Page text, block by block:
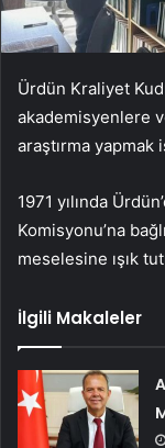
Ürdün Kraliyet
akademisyenlere
araştırma
1971 yılında
Komisyonu’na
meselesine ışık
İlgili Makaleler